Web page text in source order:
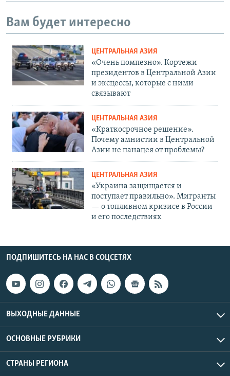
Вам будет интересно
ЦЕНТРАЛЬНАЯ АЗИЯ
«Очень помпезно». Кортежи
президентов в Центральной Азии
и эксцессы, которые с ними
связывают
ЦЕНТРАЛЬНАЯ АЗИЯ
«Краткосрочное решение».
Почему амнистии в Центральной
Азии не панацея от проблемы?
ЦЕНТРАЛЬНАЯ АЗИЯ
«Украина защищается и
поступает правильно». Мигранты
— о топливном кризисе в России
и его последствиях
ПОДПИШИТЕСЬ НА НАС В СОЦСЕТЯХ
ВЫХОДНЫЕ ДАННЫЕ
ОСНОВНЫЕ РУБРИКИ
СТРАНЫ РЕГИОНА